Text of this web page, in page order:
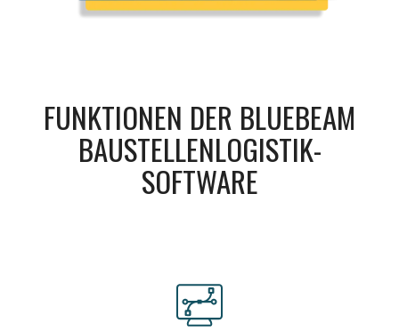
FUNKTIONEN DER BLUEBEAM
BAUSTELLENLOGISTIK-
SOFTWARE